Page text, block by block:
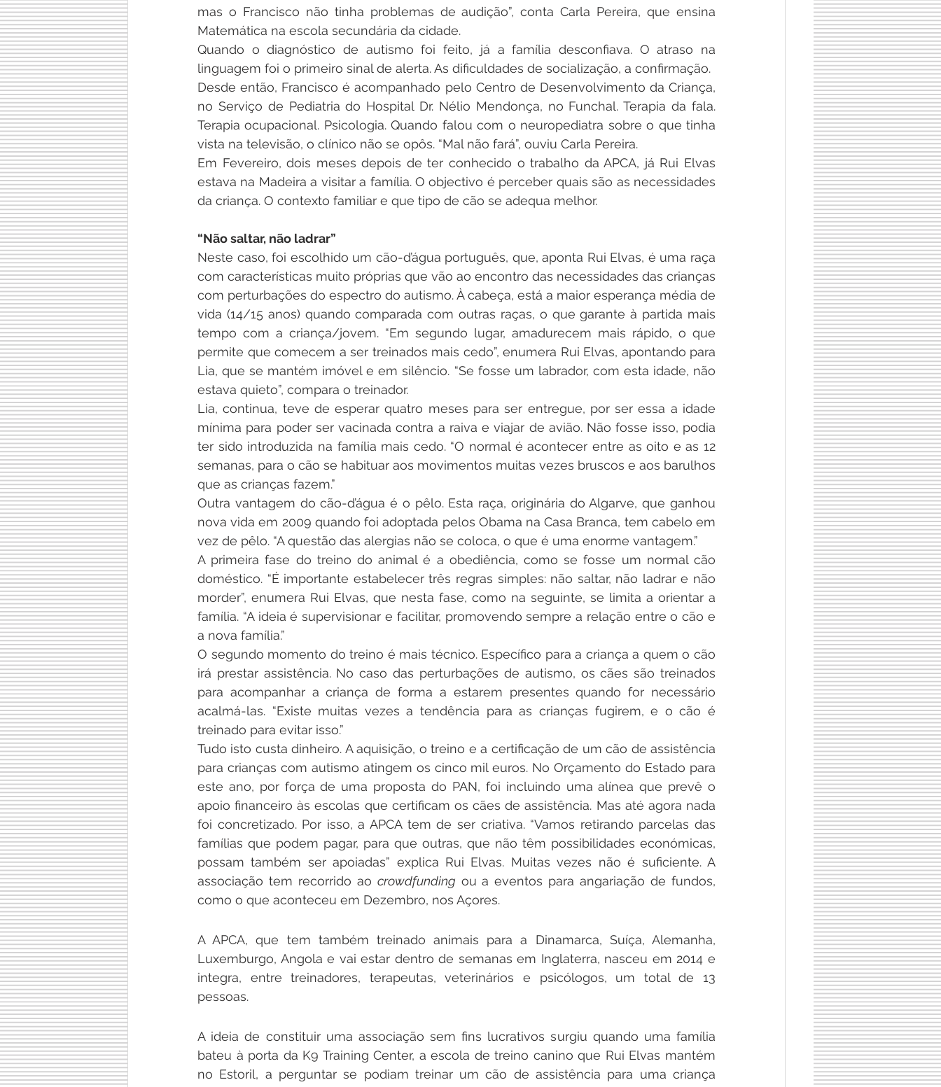
mas o Francisco não tinha problemas de audição”, conta Carla Pereira, que ensina
Matemática na escola secundária da cidade.
Quando o diagnóstico de autismo foi feito, já a família desconfiava. O atraso na
linguagem foi o primeiro sinal de alerta. As dificuldades de socialização, a confirmação.
Desde então, Francisco é acompanhado pelo Centro de Desenvolvimento da Criança,
no Serviço de Pediatria do Hospital Dr. Nélio Mendonça, no Funchal. Terapia da fala.
Terapia ocupacional. Psicologia. Quando falou com o neuropediatra sobre o que tinha
vista na televisão, o clínico não se opôs. “Mal não fará”, ouviu Carla Pereira.
Em Fevereiro, dois meses depois de ter conhecido o trabalho da APCA, já Rui Elvas
estava na Madeira a visitar a família. O objectivo é perceber quais são as necessidades
da criança. O contexto familiar e que tipo de cão se adequa melhor.
“Não saltar, não ladrar”
Neste caso, foi escolhido um cão-d’água português, que, aponta Rui Elvas, é uma raça
com características muito próprias que vão ao encontro das necessidades das crianças
com perturbações do espectro do autismo. À cabeça, está a maior esperança média de
vida (14/15 anos) quando comparada com outras raças, o que garante à partida mais
tempo com a criança/jovem. “Em segundo lugar, amadurecem mais rápido, o que
permite que comecem a ser treinados mais cedo”, enumera Rui Elvas, apontando para
Lia, que se mantém imóvel e em silêncio. “Se fosse um labrador, com esta idade, não
estava quieto”, compara o treinador.
Lia, continua, teve de esperar quatro meses para ser entregue, por ser essa a idade
mínima para poder ser vacinada contra a raiva e viajar de avião. Não fosse isso, podia
ter sido introduzida na família mais cedo. “O normal é acontecer entre as oito e as 12
semanas, para o cão se habituar aos movimentos muitas vezes bruscos e aos barulhos
que as crianças fazem.”
Outra vantagem do cão-d’água é o pêlo. Esta raça, originária do Algarve, que ganhou
nova vida em 2009 quando foi adoptada pelos Obama na Casa Branca, tem cabelo em
vez de pêlo. “A questão das alergias não se coloca, o que é uma enorme vantagem.”
A primeira fase do treino do animal é a obediência, como se fosse um normal cão
doméstico. “É importante estabelecer três regras simples: não saltar, não ladrar e não
morder”, enumera Rui Elvas, que nesta fase, como na seguinte, se limita a orientar a
família. “A ideia é supervisionar e facilitar, promovendo sempre a relação entre o cão e
a nova família.”
O segundo momento do treino é mais técnico. Específico para a criança a quem o cão
irá prestar assistência. No caso das perturbações de autismo, os cães são treinados
para acompanhar a criança de forma a estarem presentes quando for necessário
acalmá-las. “Existe muitas vezes a tendência para as crianças fugirem, e o cão é
treinado para evitar isso.”
Tudo isto custa dinheiro. A aquisição, o treino e a certificação de um cão de assistência
para crianças com autismo atingem os cinco mil euros. No Orçamento do Estado para
este ano, por força de uma proposta do PAN, foi incluindo uma alínea que prevê o
apoio financeiro às escolas que certificam os cães de assistência. Mas até agora nada
foi concretizado. Por isso, a APCA tem de ser criativa. “Vamos retirando parcelas das
famílias que podem pagar, para que outras, que não têm possibilidades económicas,
possam também ser apoiadas” explica Rui Elvas. Muitas vezes não é suficiente. A
associação tem recorrido ao crowdfunding ou a eventos para angariação de fundos,
como o que aconteceu em Dezembro, nos Açores.
A APCA, que tem também treinado animais para a Dinamarca, Suíça, Alemanha,
Luxemburgo, Angola e vai estar dentro de semanas em Inglaterra, nasceu em 2014 e
integra, entre treinadores, terapeutas, veterinários e psicólogos, um total de 13
pessoas.
A ideia de constituir uma associação sem fins lucrativos surgiu quando uma família
bateu à porta da K9 Training Center, a escola de treino canino que Rui Elvas mantém
no Estoril, a perguntar se podiam treinar um cão de assistência para uma criança